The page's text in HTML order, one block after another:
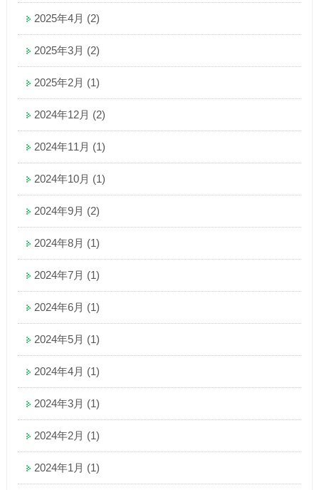
2025年4月 (2)
2025年3月 (2)
2025年2月 (1)
2024年12月 (2)
2024年11月 (1)
2024年10月 (1)
2024年9月 (2)
2024年8月 (1)
2024年7月 (1)
2024年6月 (1)
2024年5月 (1)
2024年4月 (1)
2024年3月 (1)
2024年2月 (1)
2024年1月 (1)